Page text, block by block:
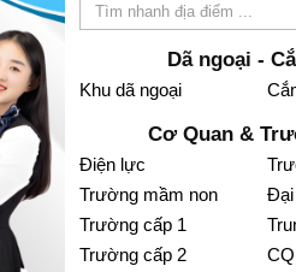
Dã ngoại -
Khu dã ngoại
Cơ Quan &
Điện lực
Trường mầm non
Trường cấp 1
Trường cấp 2
Đại